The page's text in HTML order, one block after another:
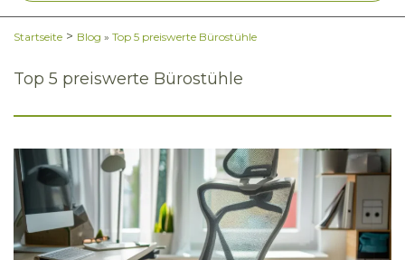
Startseite > Blog » Top 5 preiswerte Bürostühle
Top 5 preiswerte Bürostühle